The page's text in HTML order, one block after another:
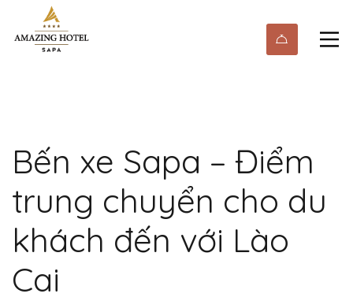
Bến xe Sapa – Điểm
trung chuyển cho du
khách đến với Lào
Cai